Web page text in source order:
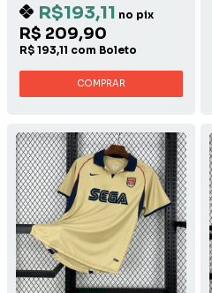
R$193,11 no pix
R$ 209,90
R$ 193,11 com Boleto
COMPRAR